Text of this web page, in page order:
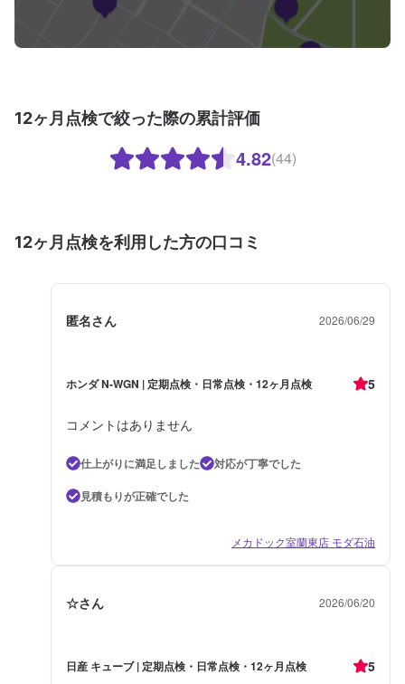
12ヶ月点検で絞った際の累計評価
4.82(44)
12ヶ月点検を利用した方の口コミ
匿名さん 2026/06/29
ホンダ N-WGN | 定期点検・日常点検・12ヶ月点検 5
コメントはありません
仕上がりに満足しました
対応が丁寧でした
見積もりが正確でした
メカドック室蘭東店 モダ石油
☆さん 2026/06/20
日産 キューブ | 定期点検・日常点検・12ヶ月点検 5